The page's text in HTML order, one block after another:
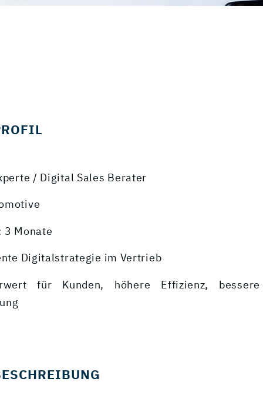
/ Digital Sales Berater
3 Monate
Digitalstrategie im Vertrieb
für Kunden, höhere Effizienz,